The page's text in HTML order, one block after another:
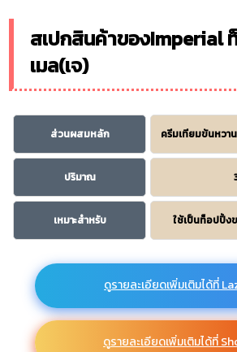
สเปกสินค้าของImperial
เมล(เจ)
ส่วนผสมหลัก ครีมเทียมข้นหวา
ปริมาณ
เหมาะสำหรับ ใช้เป็นท็อปปิ้ง
ดูรายละเอียดเพิ่มเติมได้ที่
ดูรายละเอียดเพิ่มเติมได้ที่